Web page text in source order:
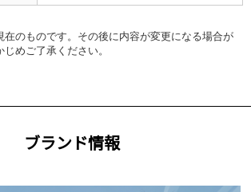
のものです。その後に内容が変更になる場合が
めご了承ください。
ブランド情報